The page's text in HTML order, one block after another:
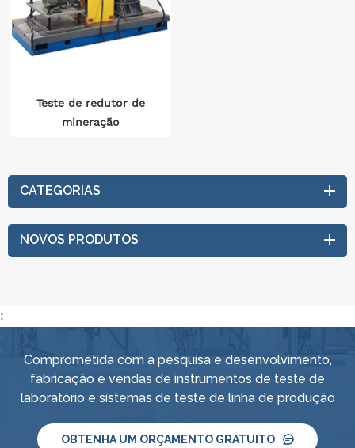
Teste de redutor de
mineração
CATEGORIAS
NOVOS PRODUTOS
:
Comprometida com a pesquisa e desenvolvimento,
fabricação e vendas de instrumentos de teste de
laboratório e sistemas de teste de linha de produção
OBTENHA UM ORÇAMENTO GRATUITO